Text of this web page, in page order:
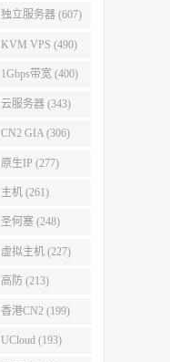
独立服务器 (607)
KVM VPS (490)
1Gbps带宽 (400)
云服务器 (343)
CN2 GIA (306)
原生IP (277)
主机 (261)
圣何塞 (248)
虚拟主机 (227)
高防 (213)
香港CN2 (199)
UCloud (193)